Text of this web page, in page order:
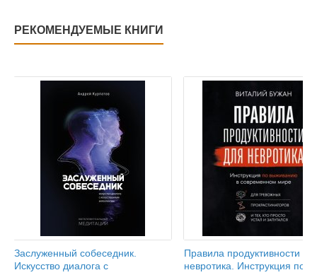
РЕКОМЕНДУЕМЫЕ КНИГИ
Заслуженный собеседник.
Искусство диалога с
Правила продуктивности
невротика. Инструкция по